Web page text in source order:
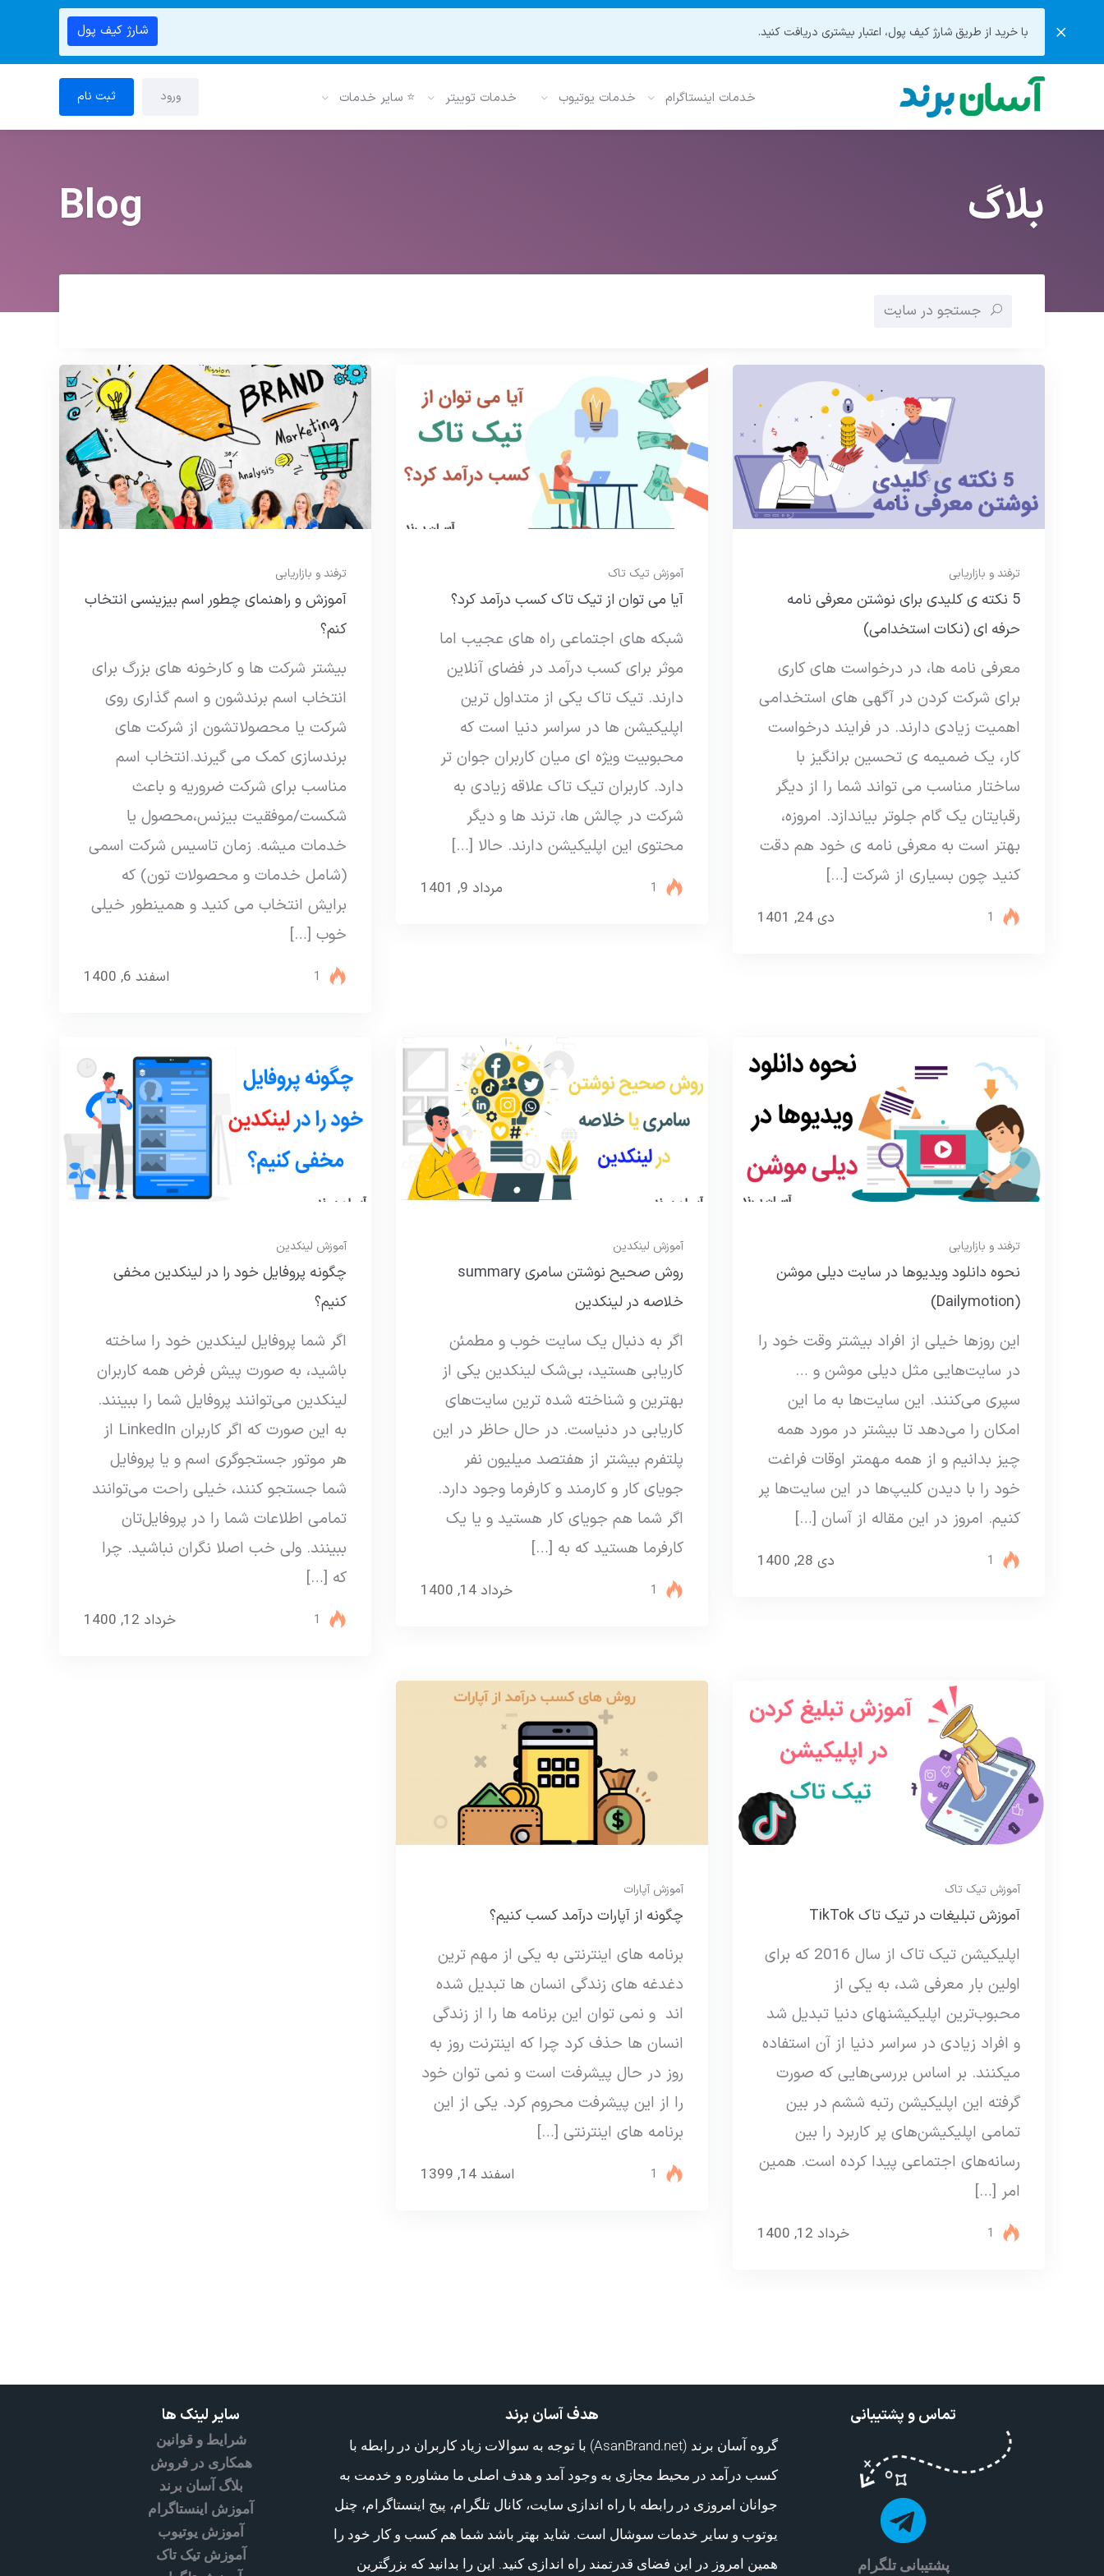
با خرید از طریق شارژ کیف پول، اعتبار بیشتری دریافت کنید. شارژ کیف پول
خدمات اینستاگرام خدمات یوتیوب خدمات توییتر ⭐ سایر خدمات ورود ثبت نام
بلاگ Blog
جستجو در سایت
ترفند و بازاریابی
5 نکته ی کلیدی برای نوشتن معرفی نامه
حرفه ای (نکات استخدامی)
معرفی نامه ها، در درخواست های کاری
برای شرکت کردن در آگهی های استخدامی
اهمیت زیادی دارند. در فرایند درخواست
کار، یک ضمیمه ی تحسین برانگیز با
ساختار مناسب می تواند شما را از دیگر
رقبایتان یک گام جلوتر بیاندازد. امروزه،
بهتر است به معرفی نامه ی خود هم دقت
کنید چون بسیاری از شرکت […]
دی 24, 1401 1
آموزش تیک تاک
آیا می توان از تیک تاک کسب درآمد کرد؟
شبکه های اجتماعی راه های عجیب اما
موثر برای کسب درآمد در فضای آنلاین
دارند. تیک تاک یکی از متداول ترین
اپلیکیشن ها در سراسر دنیا است که
محبوبیت ویژه ای میان کاربران جوان تر
دارد. کاربران تیک تاک علاقه زیادی به
شرکت در چالش ها، ترند ها و دیگر
محتوی این اپلیکیشن دارند. حالا […]
مرداد 9, 1401 1
ترفند و بازاریابی
آموزش و راهنمای چطور اسم بیزینسی انتخاب
کنم؟
بیشتر شرکت ها و کارخونه های بزرگ برای
انتخاب اسم برندشون و اسم گذاری روی
شرکت یا محصولاتشون از شرکت های
برندسازی کمک می گیرند.انتخاب اسم
مناسب برای شرکت ضروریه و باعث
شکست/موفقیت بیزنس،محصول یا
خدمات میشه. زمان تاسیس شرکت اسمی
(شامل خدمات و محصولات تون) که
برایش انتخاب می کنید و همینطور خیلی
خوب […]
اسفند 6, 1400 1
ترفند و بازاریابی
نحوه دانلود ویدیوها در سایت دیلی موشن
(Dailymotion)
این روزها خیلی از افراد بیشتر وقت خود را
در سایت‌هایی مثل دیلی موشن و …
سپری می‌کنند. این سایت‌ها به ما این
امکان را می‌دهد تا بیشتر در مورد همه
چیز بدانیم و از همه مهمتر اوقات فراغت
خود را با دیدن کلیپ‌ها در این سایت‌ها پر
کنیم. امروز در این مقاله از آسان […]
دی 28, 1400 1
آموزش لینکدین
روش صحیح نوشتن سامری summary
خلاصه در لینکدین
اگر به دنبال یک سایت خوب و مطمئن
کاریابی هستید، بی‌شک لینکدین یکی از
بهترین و شناخته‌ شده ترین سایت‌های
کاریابی در دنیاست. در حال حاظر در این
پلتفرم بیشتر از هفتصد میلیون نفر
جویای کار و کارمند و کارفرما وجود دارد.
اگر شما هم جویای کار هستید و یا یک
کارفرما هستید که به […]
خرداد 14, 1400 1
آموزش لینکدین
چگونه پروفایل خود را در لینکدین مخفی
کنیم؟
اگر شما پروفایل لینکدین خود را ساخته
باشید، به صورت پیش فرض همه کاربران
لینکدین می‌توانند پروفایل شما را ببینند.
به این صورت که اگر کاربران LinkedIn از
هر موتور جستجوگری اسم و یا پروفایل
شما جستجو کنند، خیلی راحت می‌توانند
تمامی اطلاعات شما را در پروفایل‌تان
ببینند. ولی خب اصلا نگران نباشید. چرا
که […]
خرداد 12, 1400 1
آموزش تیک تاک
آموزش تبلیغات در تیک تاک TikTok
اپلیکیشن تیک تاک از سال 2016 که برای
اولین بار معرفی شد، به یکی از
محبوب‌ترین اپلیکیشن‎های دنیا تبدیل شد
و افراد زیادی در سراسر دنیا از آن استفاده
می‎کنند. بر اساس بررسی‌هایی که صورت
گرفته این اپلیکیشن رتبه ششم در بین
تمامی اپلیکیشن‌های پر کاربرد را بین
رسانه‌های اجتماعی پیدا کرده است. همین
امر […]
خرداد 12, 1400 1
آموزش آپارات
چگونه از آپارات درآمد کسب کنیم؟
برنامه های اینترنتی به یکی از مهم ترین
دغدغه های زندگی انسان ها تبدیل شده
اند و نمی توان این برنامه ها را از زندگی
انسان ها حذف کرد چرا که اینترنت روز به
روز در حال پیشرفت است و نمی توان خود
را از این پیشرفت محروم کرد. یکی از این
برنامه های اینترنتی […]
اسفند 14, 1399 1
تماس و پشتیبانی
پشتیبانی تلگرام
هدف آسان برند
گروه آسان برند (AsanBrand.net) با توجه به سوالات زیاد کاربران در رابطه با
کسب درآمد در محیط مجازی به وجود آمد و هدف اصلی ما مشاوره و خدمت به
جوانان امروزی در رابطه با راه اندازی سایت، کانال تلگرام، پیج اینستاگرام، چنل
یوتوب و سایر خدمات سوشال است. شاید بهتر باشد شما هم کسب و کار خود را
همین امروز در این فضای قدرتمند راه اندازی کنید. این را بدانید که بزرگترین
سایر لینک ها
شرایط و قوانین
همکاری در فروش
بلاگ آسان برند
آموزش اینستاگرام
آموزش یوتیوب
آموزش تیک تاک